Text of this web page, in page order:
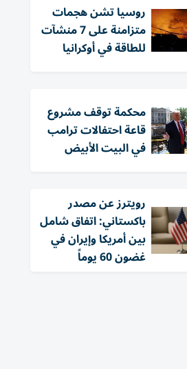
روسيا تشن هجمات
متزامنة على 7 منشآت
للطاقة في أوكرانيا
محكمة توقف مشروع
قاعة احتفالات ترامب
في البيت الأبيض
‏رويترز عن مصدر
باكستاني: اتفاق شامل
بين أمريكا وإيران في
غضون 60 يوماً